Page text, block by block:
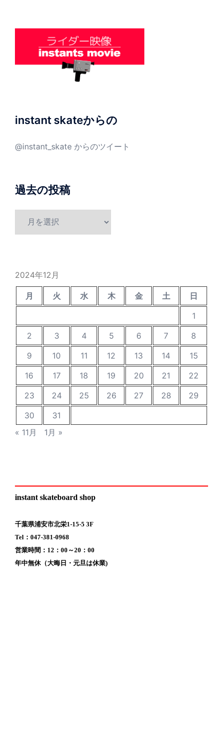
instant skateからの
@instant_skate からのツイート
過去の投稿
2024年12月
月 火 水 木 金 土
日
1
2
3 4 5 6 7
8
9
10 11 12 13 14
15
16
17 18 19 20 21
22
23
24 25 26 27 28
29
30
31
« 11月
1月 »
instant skateboard shop
千葉県浦安市北栄1-15-5 3F
Tel：047-381-0968
営業時間：12：00～20：00
年中無休（大晦日・元旦は休業)